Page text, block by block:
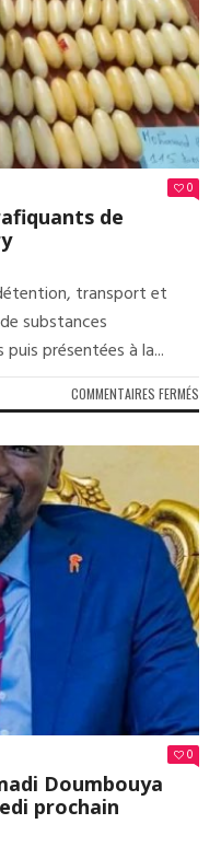
DE
À
0
de
transport et
substances
présentées à la...
COMMENTAIRES FERMÉS
DE
À
0
Doumbouya
prochain